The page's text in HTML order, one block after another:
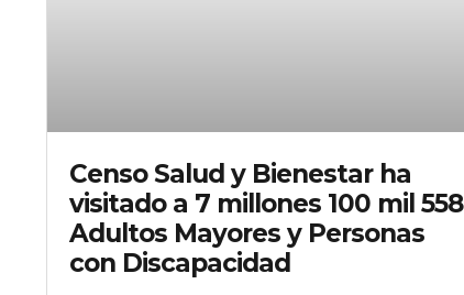
Censo Salud y Bienestar ha
visitado a 7 millones 100 mil 558
Adultos Mayores y Personas
con Discapacidad